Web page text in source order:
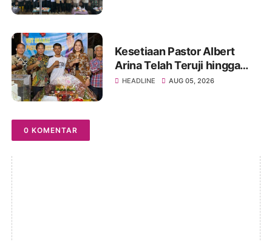
Kesetiaan Pastor Albert
Arina Telah Teruji hingga
Pesta Perak Imamat ke 28
HEADLINE AUG 05, 2026
0 KOMENTAR